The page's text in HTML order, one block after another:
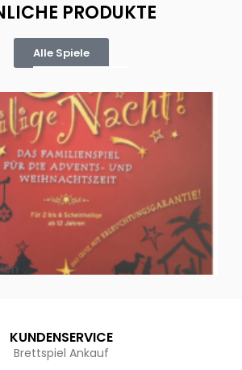
PRODUKTE
Alle Spiele
KUNDENSERVICE
Brettspiel Ankauf